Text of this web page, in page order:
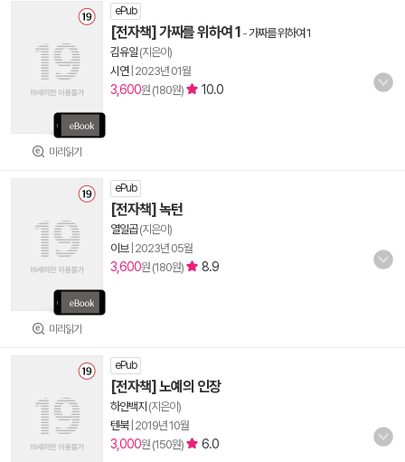
미리읽기
ePub
[전자책] 가짜를 위하여 1 -가짜를 위하여 1
김유일 (지은이)
시연| 2023년 01월
3,600원 (180원) 10.0
미리읽기
ePub
[전자책] 녹턴
열일곱(지은이)
이브| 2023년 05월
3,600원 (180원) 8.9
ePub
[전자책] 노예의 인장
하얀백지 (지은이)
텐북| 2019년 10월
3,000원 (150원) 6.0